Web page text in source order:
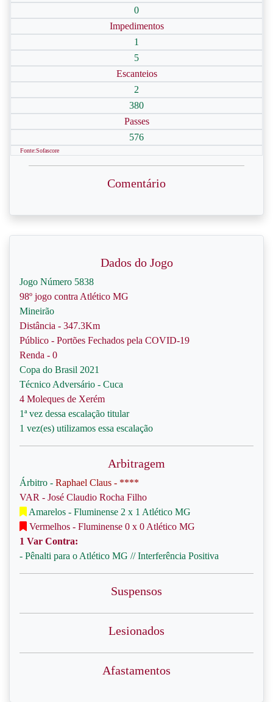
0
Impedimentos
1
5
Escanteios
2
380
Passes
576
Fonte:Sofascore
Comentário
Dados do Jogo
Jogo Número 5838
98º jogo contra Atlético MG
Mineirão
Distância - 347.3Km
Público - Portões Fechados pela COVID-19
Renda - 0
Copa do Brasil 2021
Técnico Adversário - Cuca
4 Moleques de Xerém
1ª vez dessa escalação titular
1 vez(es) utilizamos essa escalação
Arbitragem
Árbitro - Raphael Claus - ****
VAR - José Claudio Rocha Filho
Amarelos - Fluminense 2 x 1 Atlético MG
Vermelhos - Fluminense 0 x 0 Atlético MG
1 Var Contra:
- Pênalti para o Atlético MG // Interferência Positiva
Suspensos
Lesionados
Afastamentos